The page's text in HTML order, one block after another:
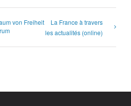
von Freiheit
La France à travers
les actualités (online)